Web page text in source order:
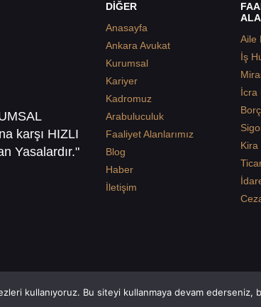
karşı HIZLI
Yasalardır."
DİĞER
Anasayfa
Ankara Avukat
Kurumsal
Kariyer
Kadromuz
Arabuluculuk
Faaliyet Alanlarımız
Blog
Haber
İletişim
Aile
İş
İcra
Kira
kullanıyoruz. Bu siteyi kullanmaya devam ederseniz,